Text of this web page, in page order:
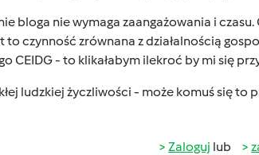
bloga nie wymaga zaangażowania i czasu.
to czynność zrównana z działalnością
CEIDG - to klikałabym ilekroć by mi się
ludzkiej życzliwości - może komuś się to
Zaloguj lub